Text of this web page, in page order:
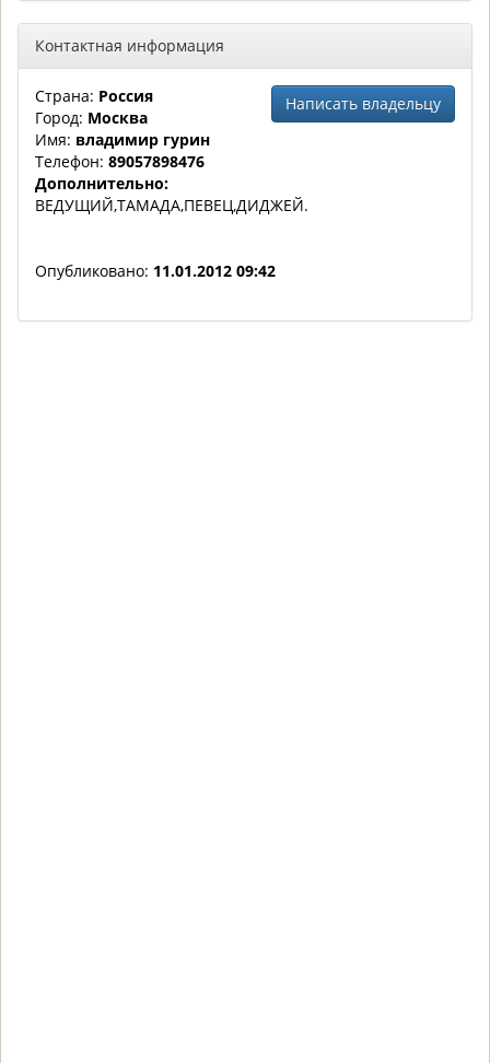
Контактная информация
Написать владельцу
Страна: Россия
Город: Москва
Имя: владимир гурин
Телефон: 89057898476
Дополнительно:
ВЕДУЩИЙ,ТАМАДА,ПЕВЕЦ,ДИДЖЕЙ.
Опубликовано: 11.01.2012 09:42